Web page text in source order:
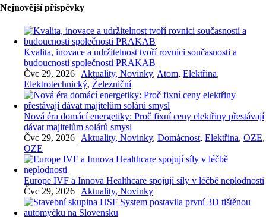
Nejnovější příspěvky
Kvalita, inovace a udržitelnost tvoří rovnici současnosti a
budoucnosti společnosti PRAKAB
Čvc 29, 2026 | Aktuality, Novinky, Atom, Elektřina,
Elektrotechnický, Železniční
Nová éra domácí energetiky: Proč fixní ceny elektřiny přestávají
dávat majitelům solárů smysl
Čvc 29, 2026 | Aktuality, Novinky, Domácnost, Elektřina, OZE,
OZE
Europe IVF a Innova Healthcare spojují síly v léčbě neplodnosti
Čvc 29, 2026 | Aktuality, Novinky